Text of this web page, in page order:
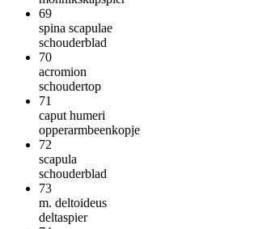
69
spina scapulae
schouderblad
70
acromion
schoudertop
71
caput humeri
opperarmbeenkopje
72
scapula
schouderblad
73
m. deltoideus
deltaspier